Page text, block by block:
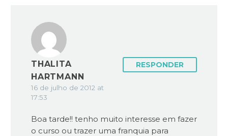
THALITA
HARTMANN
16 de julho de 2012 at
17:53
RESPONDER
Boa tarde!! tenho muito interesse em fazer
o curso ou trazer uma franquia para